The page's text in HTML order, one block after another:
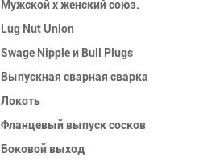
Мужской x женский союз.
Lug Nut Union
Swage Nipple и Bull Plugs
Выпускная сварная сварка
Локоть
Фланцевый выпуск сосков
Боковой выход